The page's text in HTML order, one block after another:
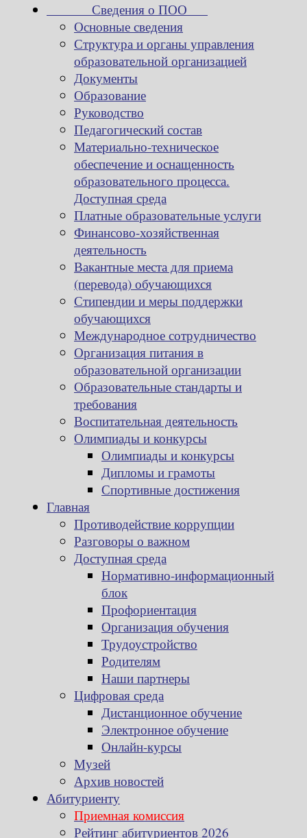
Сведения о ПОО
Основные сведения
Структура и органы управления
образовательной организацией
Документы
Образование
Руководство
Педагогический состав
Материально-техническое
обеспечение и оснащенность
образовательного процесса.
Доступная среда
Платные образовательные услуги
Финансово-хозяйственная
деятельность
Вакантные места для приема
(перевода) обучающихся
Стипендии и меры поддержки
обучающихся
Международное сотрудничество
Организация питания в
образовательной организации
Образовательные стандарты и
требования
Воспитательная деятельность
Олимпиады и конкурсы
Олимпиады и конкурсы
Дипломы и грамоты
Спортивные достижения
Главная
Противодействие коррупции
Разговоры о важном
Доступная среда
Нормативно-информационный
блок
Профориентация
Организация обучения
Трудоустройство
Родителям
Наши партнеры
Цифровая среда
Дистанционное обучение
Электронное обучение
Онлайн-курсы
Музей
Архив новостей
Абитуриенту
Приемная комиссия
Рейтинг абитуриентов 2026